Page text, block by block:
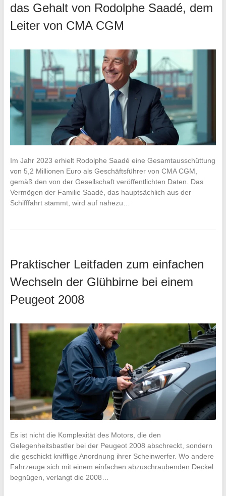
das Gehalt von Rodolphe Saadé, dem
Leiter von CMA CGM
Im Jahr 2023 erhielt Rodolphe Saadé eine Gesamtausschüttung
von 5,2 Millionen Euro als Geschäftsführer von CMA CGM,
gemäß den von der Gesellschaft veröffentlichten Daten. Das
Vermögen der Familie Saadé, das hauptsächlich aus der
Schifffahrt stammt, wird auf nahezu…
Praktischer Leitfaden zum einfachen
Wechseln der Glühbirne bei einem
Peugeot 2008
Es ist nicht die Komplexität des Motors, die den
Gelegenheitsbastler bei der Peugeot 2008 abschreckt, sondern
die geschickt knifflige Anordnung ihrer Scheinwerfer. Wo andere
Fahrzeuge sich mit einem einfachen abzuschraubenden Deckel
begnügen, verlangt die 2008…